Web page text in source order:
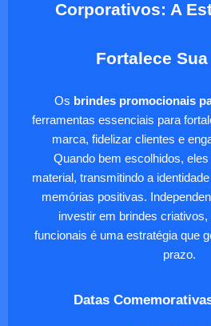
Corporativos: A
Fortalece
Os brindes promocionais
ferramentas essenciais para
marca, fidelizar clientes e
Quando bem escolhidos,
material, transmitindo a
memórias positivas.
investir em brindes
funcionais é uma estratégia que
prazo.
Datas